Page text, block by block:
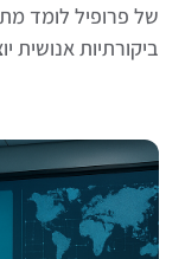
של פרופיל לומד
ביקורתיות אנושית